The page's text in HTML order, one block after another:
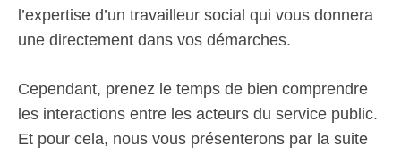
l’expertise d’un travailleur social qui vous donnera
une directement dans vos démarches.
Cependant, prenez le temps de bien comprendre
les interactions entre les acteurs du service public.
Et pour cela, nous vous présenterons par la suite